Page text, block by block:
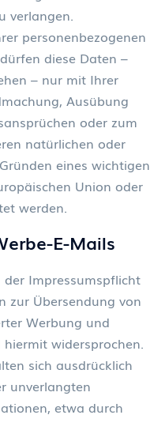
verlangen.
personenbezogenen
diese Daten –
– nur mit Ihrer
Ausübung
oder zum
natürlichen oder
eines wichtigen
Union oder
werden.
E-Mails
Impressumspflicht
zur Übersendung von
Werbung und
widersprochen.
sich ausdrücklich
unverlangten
etwa durch